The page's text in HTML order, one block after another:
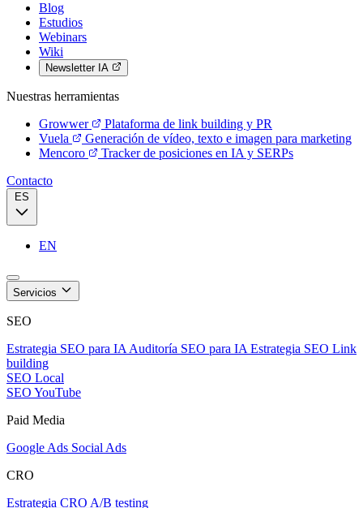
Blog
Estudios
Webinars
Wiki
Newsletter IA
Nuestras herramientas
Growwer
Plataforma de link building y PR
Vuela
Generación de vídeo, texto e imagen para marketing
Mencoro
Tracker de posiciones en IA y SERPs
Contacto
EN
Servicios
SEO
Estrategia SEO para IA Auditoría SEO para IA Estrategia SEO Link
building
SEO Local
SEO YouTube
Paid Media
Google Ads Social Ads
CRO
Estrategia CRO A/B testing